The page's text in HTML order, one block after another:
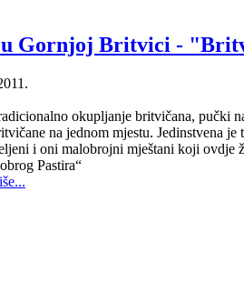
Gornjoj Britvici -
okupljanje britvičana, pučki
na jednom mjestu. Jedinstvena
i oni malobrojni mještani koji ovdje
Pastira“